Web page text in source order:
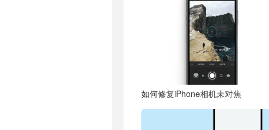
如何修复iPhone相机未对焦